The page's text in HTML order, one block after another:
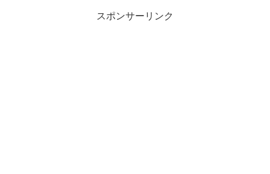
スポンサーリンク